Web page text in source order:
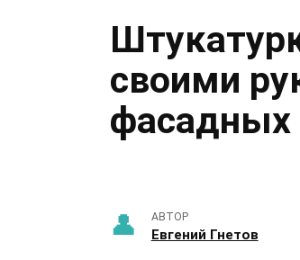
своими
фасадных
АВТОР
Евгений Гнетов